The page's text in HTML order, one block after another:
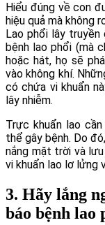
Hiểu đúng về con
hiệu quả mà không
Lao phổi lây
bệnh lao phổi (mà
hoặc hát, họ sẽ
vào không khí.
có chứa vi khuẩn
lây nhiễm.
Trực khuẩn lao
thể gây bệnh. Do
nắng mặt trời và
vi khuẩn lao lơ lửng
3. Hãy lắng
báo bệnh lao